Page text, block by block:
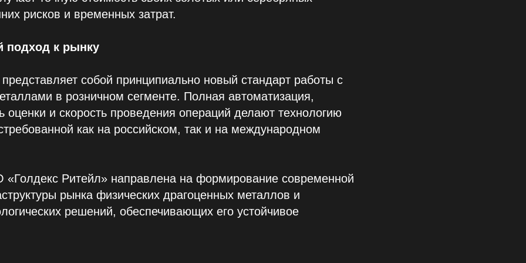
рисков и временных затрат.
подход к рынку
собой принципиально новый стандарт работы с
в розничном сегменте. Полная автоматизация,
оценки и скорость проведения операций делают технологию
как на российском, так и на международном
«Голдекс Ритейл» направлена на формирование современной
рынка физических драгоценных металлов и
решений, обеспечивающих его устойчивое